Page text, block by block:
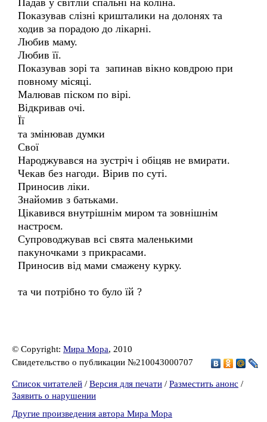
Падав у світлій спальні на коліна.
Показував слізні кришталики на долонях та
ходив за порадою до лікарні.
Любив маму.
Любив її.
Показував зорі та запинав вікно ковдрою при
повному місяці.
Малював піском по вірі.
Відкривав очі.
Її
та змінював думки
Свої
Народжувався на зустріч і обіцяв не вмирати.
Чекав без нагоди. Вірив по суті.
Приносив ліки.
Знайомив з батьками.
Цікавився внутрішнім миром та зовнішнім
настроєм.
Супроводжував всі свята маленькими
пакуночками з прикрасами.
Приносив від мами смажену курку.
та чи потрібно то було їй ?
© Copyright: Мира Мора, 2010
Свидетельство о публикации №210043000707
Список читателей / Версия для печати / Разместить анонс /
Заявить о нарушении
Другие произведения автора Мира Мора